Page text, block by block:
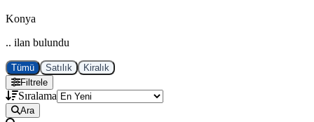
Konya
.. ilan bulundu
Tümü Satılık
Kiralık
Filtrele
Sıralama
Ara